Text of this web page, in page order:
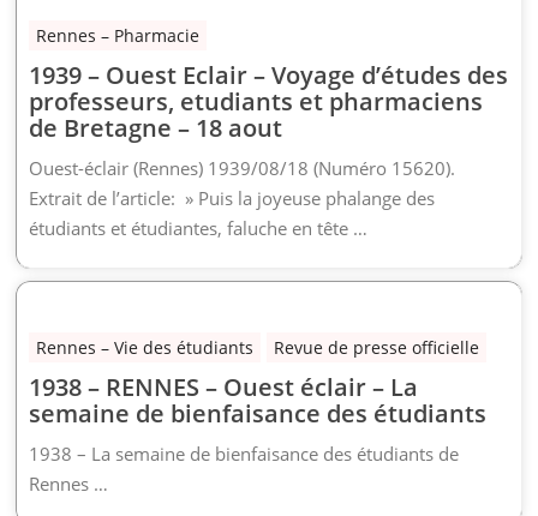
Rennes – Pharmacie
1939 – Ouest Eclair – Voyage d’études des
professeurs, etudiants et pharmaciens
de Bretagne – 18 aout
Ouest-éclair (Rennes) 1939/08/18 (Numéro 15620).
Extrait de l’article: » Puis la joyeuse phalange des
étudiants et étudiantes, faluche en tête …
Rennes – Vie des étudiants Revue de presse officielle
1938 – RENNES – Ouest éclair – La
semaine de bienfaisance des étudiants
1938 – La semaine de bienfaisance des étudiants de
Rennes …